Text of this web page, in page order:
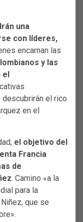
una
con líderes,
encarnan las
y las
el
el rico
en el
el objetivo del
Francia
de
. Camino «a la
para la
que se